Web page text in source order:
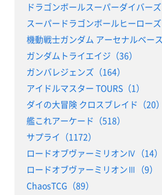
ドラゴンボールスーパーダイバーズ
スーパードラゴンボールヒーローズ
機動戦士ガンダム アーセナルベース
ガンダムトライエイジ（36）
ガンバレジェンズ（164）
アイドルマスター TOURS（1）
ダイの大冒険 クロスブレイド（20）
艦これアーケード（518）
サプライ（1172）
ロードオブヴァーミリオンⅣ（14）
ロードオブヴァーミリオンⅢ（9）
ChaosTCG（89）